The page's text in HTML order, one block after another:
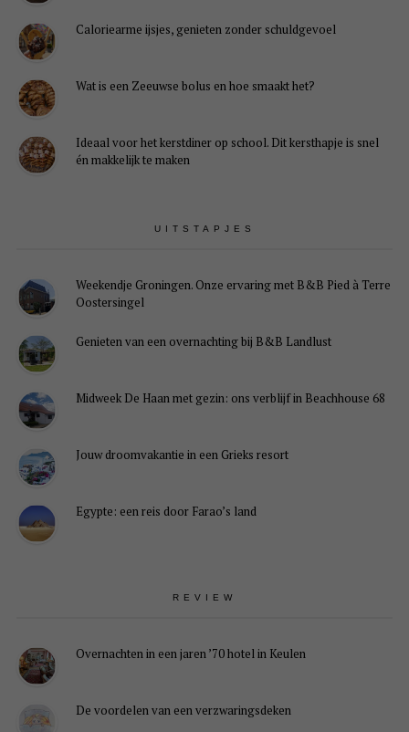
Caloriearme ijsjes, genieten zonder schuldgevoel
Wat is een Zeeuwse bolus en hoe smaakt het?
Ideaal voor het kerstdiner op school. Dit kersthapje is snel
én makkelijk te maken
UITSTAPJES
Weekendje Groningen. Onze ervaring met B&B Pied à Terre
Oostersingel
Genieten van een overnachting bij B&B Landlust
Midweek De Haan met gezin: ons verblijf in Beachhouse 68
Jouw droomvakantie in een Grieks resort
Egypte: een reis door Farao’s land
REVIEW
Overnachten in een jaren ’70 hotel in Keulen
De voordelen van een verzwaringsdeken